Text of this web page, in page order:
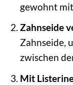
gewohnt
Zahnseide
Zahnseide,
zwischen
Mit